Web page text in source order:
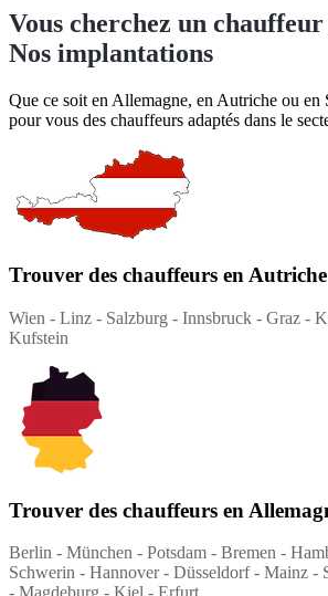
Vous cherchez un
Nos implantations
Que ce soit en Allemagne, en Autriche ou en
pour vous des chauffeurs adaptés dans le
Trouver des chauffeurs en Autriche
Wien - Linz - Salzburg - Innsbruck - Graz -
Kufstein
Trouver des chauffeurs en
Berlin - München - Potsdam - Bremen -
Schwerin - Hannover - Düsseldorf - Mainz -